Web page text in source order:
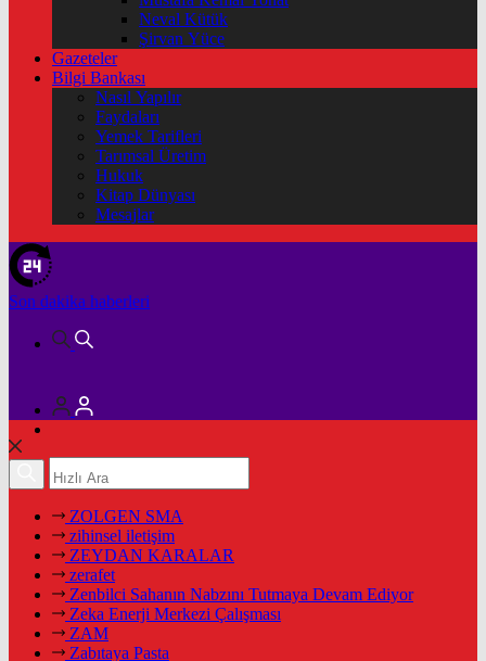
Neval Kütük
Şirvan Yüce
Gazeteler
Bilgi Bankası
Nasıl Yapılır
Faydaları
Yemek Tarifleri
Tarımsal Üretim
Hukuk
Kitap Dünyası
Mesajlar
Son dakika haberleri
ZOLGEN SMA
zihinsel iletişim
ZEYDAN KARALAR
zerafet
Zenbilci Sahanın Nabzını Tutmaya Devam Ediyor
Zeka Enerji Merkezi Çalışması
ZAM
Zabıtaya Pasta